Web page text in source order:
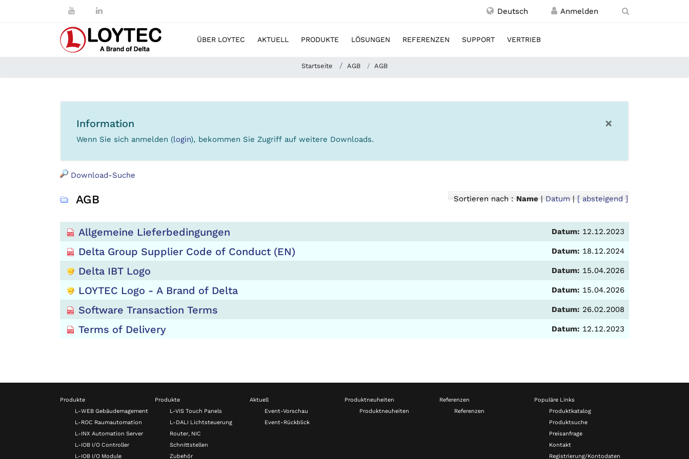
Deutsch
ÜBER LOYTEC AKTUELL PRODUKTE LÖSUNGEN REFERENZEN SUPPORT VERTRIEB
Startseite AGB AGB
×
Information
Wenn Sie sich anmelden (login), bekommen Sie Zugriff auf weitere Downloads.
Download-Suche
AGB Sortieren nach : Name | Datum | [ absteigend ]
Allgemeine Lieferbedingungen Datum: 12.12.2023
Delta Group Supplier Code of Conduct (EN) Datum: 18.12.2024
Delta IBT Logo Datum: 15.04.2026
LOYTEC Logo - A Brand of Delta Datum: 15.04.2026
Software Transaction Terms Datum: 26.02.2008
Terms of Delivery Datum: 12.12.2023
Produkte
L-WEB Gebäudemagement
L-ROC Raumautomation
L-INX Automation Server
L-IOB I/O Controller
L-IOB I/O Module
Produkte
L-VIS Touch Panels
L-DALI Lichtsteuerung
Router, NIC
Schnittstellen
Zubehör
Aktuell
Event-Vorschau
Event-Rückblick
Produktneuheiten
Produktneuheiten
Referenzen
Referenzen
Populäre Links
Produktkatalog
Produktsuche
Preisanfrage
Kontakt
Registrierung/Kontodaten